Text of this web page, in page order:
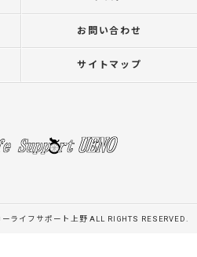
お問い合わせ
サイトマップ
ライフサポート上野 ALL RIGHTS RESERVED.